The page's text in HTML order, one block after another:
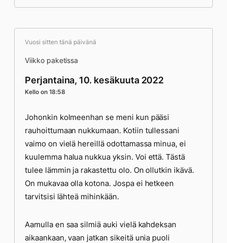
Vuosi sitten tänä päivänä
Viikko paketissa
Perjantaina, 10. kesäkuuta 2022
Kello on 18:58
Johonkin kolmeenhan se meni kun pääsi
rauhoittumaan nukkumaan. Kotiin tullessani
vaimo on vielä hereillä odottamassa minua, ei
kuulemma halua nukkua yksin. Voi että. Tästä
tulee lämmin ja rakastettu olo. On ollutkin ikävä.
On mukavaa olla kotona. Jospa ei hetkeen
tarvitsisi lähteä mihinkään.
Aamulla en saa silmiä auki vielä kahdeksan
aikaankaan, vaan jatkan sikeitä unia puoli